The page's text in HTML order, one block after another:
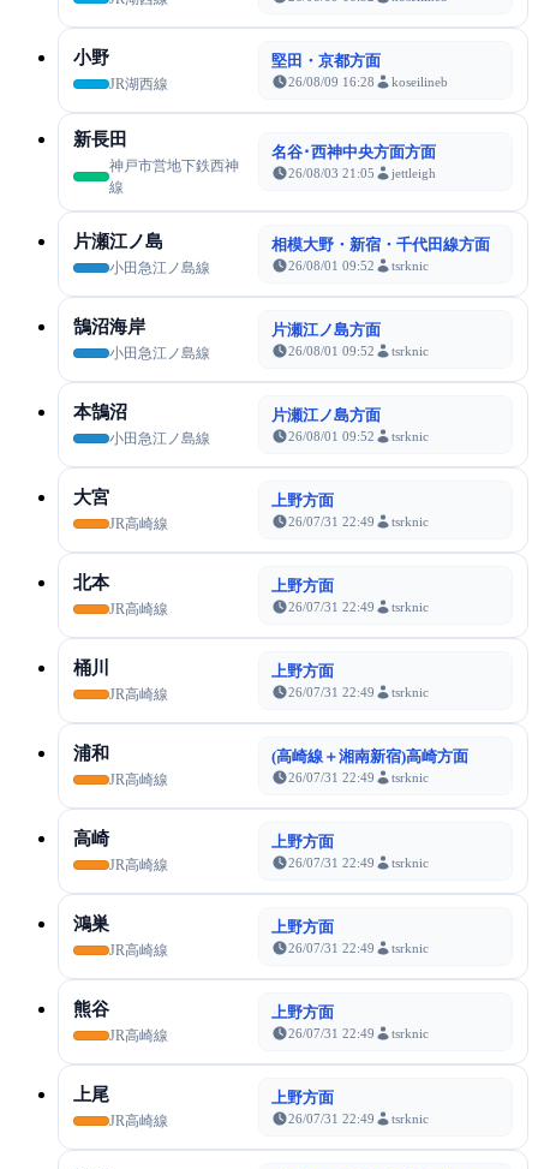
小野
JR湖西線
堅田・京都方面
26/08/09 16:28 koseilineb
新長田
神戸市営地下鉄西神
線
名谷･西神中央方面方面
26/08/03 21:05 jettleigh
片瀬江ノ島
小田急江ノ島線
相模大野・新宿・千代田線方面
26/08/01 09:52 tsrknic
鵠沼海岸
小田急江ノ島線
片瀬江ノ島方面
26/08/01 09:52 tsrknic
本鵠沼
小田急江ノ島線
片瀬江ノ島方面
26/08/01 09:52 tsrknic
大宮
JR高崎線
上野方面
26/07/31 22:49 tsrknic
北本
JR高崎線
上野方面
26/07/31 22:49 tsrknic
桶川
JR高崎線
上野方面
26/07/31 22:49 tsrknic
浦和
JR高崎線
(高崎線＋湘南新宿)高崎方面
26/07/31 22:49 tsrknic
高崎
JR高崎線
上野方面
26/07/31 22:49 tsrknic
鴻巣
JR高崎線
上野方面
26/07/31 22:49 tsrknic
熊谷
JR高崎線
上野方面
26/07/31 22:49 tsrknic
上尾
JR高崎線
上野方面
26/07/31 22:49 tsrknic